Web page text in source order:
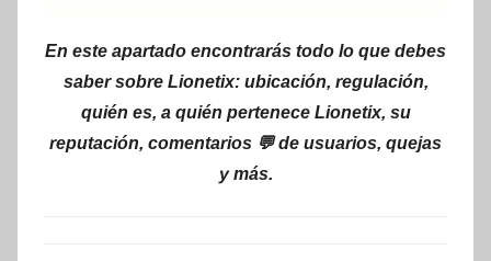
En este apartado encontrarás todo lo que debes
saber sobre Lionetix: ubicación, regulación,
quién es, a quién pertenece Lionetix, su
reputación, comentarios 💬 de usuarios, quejas
y más.